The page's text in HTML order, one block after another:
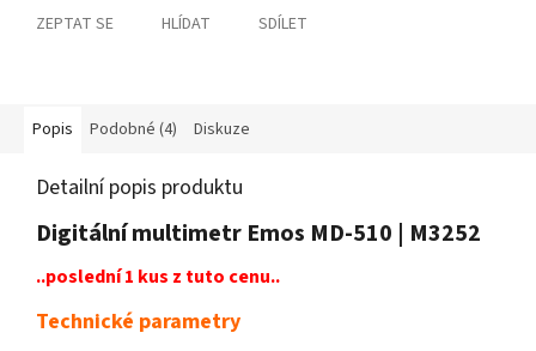
ZEPTAT SE HLÍDAT SDÍLET
Popis Podobné (4) Diskuze
Detailní popis produktu
Digitální multimetr Emos MD-510 | M3252
..poslední 1 kus z tuto cenu..
Technické parametry